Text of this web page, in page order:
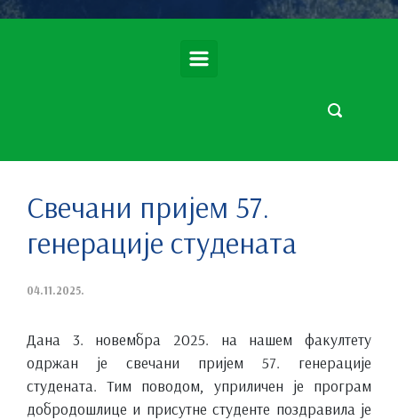
Свечани пријем 57.
генерације студената
04.11.2025.
Дана 3. новембра 2025. на нашем факултету
одржан је свечани пријем 57. генерације
студената. Тим поводом, уприличен је програм
добродошлице и присутне студенте поздравила је